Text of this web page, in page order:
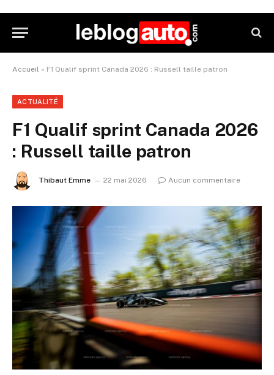
Accueil » F1 Qualif sprint Canada 2026 : Russell taille patron
ACTUALITÉ
F1 Qualif sprint Canada 2026
: Russell taille patron
Thibaut Emme 22 mai 2026 Aucun commentaire